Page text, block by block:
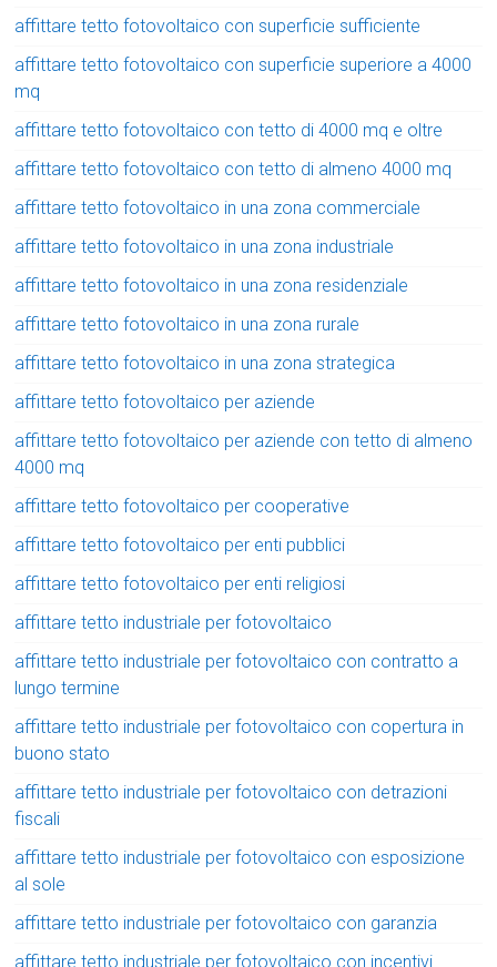
affittare tetto fotovoltaico con superficie sufficiente
affittare tetto fotovoltaico con superficie superiore a 4000
mq
affittare tetto fotovoltaico con tetto di 4000 mq e oltre
affittare tetto fotovoltaico con tetto di almeno 4000 mq
affittare tetto fotovoltaico in una zona commerciale
affittare tetto fotovoltaico in una zona industriale
affittare tetto fotovoltaico in una zona residenziale
affittare tetto fotovoltaico in una zona rurale
affittare tetto fotovoltaico in una zona strategica
affittare tetto fotovoltaico per aziende
affittare tetto fotovoltaico per aziende con tetto di almeno
4000 mq
affittare tetto fotovoltaico per cooperative
affittare tetto fotovoltaico per enti pubblici
affittare tetto fotovoltaico per enti religiosi
affittare tetto industriale per fotovoltaico
affittare tetto industriale per fotovoltaico con contratto a
lungo termine
affittare tetto industriale per fotovoltaico con copertura in
buono stato
affittare tetto industriale per fotovoltaico con detrazioni
fiscali
affittare tetto industriale per fotovoltaico con esposizione
al sole
affittare tetto industriale per fotovoltaico con garanzia
affittare tetto industriale per fotovoltaico con incentivi